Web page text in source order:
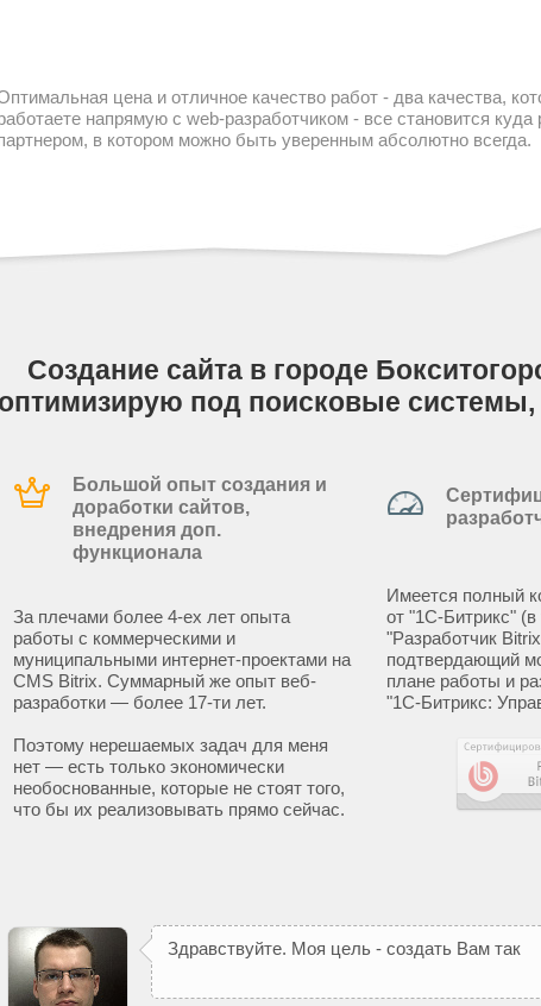
цена и отличное качество работ - два качества,
напрямую с web-разработчиком - все становится
в котором можно быть уверенным абсолютно всегда.
Создание сайта в городе
оптимизирую под поисковые
Большой опыт создания и
доработки сайтов,
внедрения доп.
функционала
За плечами более 4-ех лет опыта
работы с коммерческими и
муниципальными интернет-проектами на
CMS Bitrix. Суммарный же опыт веб-
разработки — более 17-ти лет.
Поэтому нерешаемых задач для меня
нет — есть только экономически
необоснованные, которые не стоят того,
что бы их реализовывать прямо сейчас.
Имеется полный
от "1С-Битрикс"
"Разработчик
подтвердающий
плане работы и
"1С-Битрикс:
Здравствуйте. Моя цель - создать Вам так